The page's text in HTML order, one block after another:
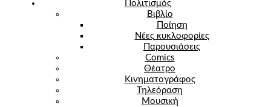
Πολιτισμός
Βιβλίο
Ποίηση
Νέες κυκλοφορίες
Παρουσιάσεις
Comics
Θέατρο
Κινηματογράφος
Τηλεόραση
Μουσική